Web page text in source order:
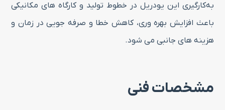
به‌کارگیری این یودریل در خطوط تولید و کارگاه‌ های مکانیکی
باعث افزایش بهره‌ وری، کاهش خطا و صرفه‌ جویی در زمان و
هزینه‌ های جانبی می شود.
مشخصات فنی